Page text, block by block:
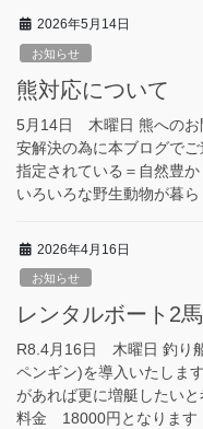
2026年5月14日
お知らせ
熊対応について
5月14日 木曜日 熊へのお
安解決の為に本ブログで
指定されている＝自然豊
いろいろな野生動物が暮
2026年4月16日
お知らせ
レンタルボート2
R8.4月16日 木曜日 釣り
ペンギン)を導入いたしま
があれば更に増艇したい
料金 18000円となりま